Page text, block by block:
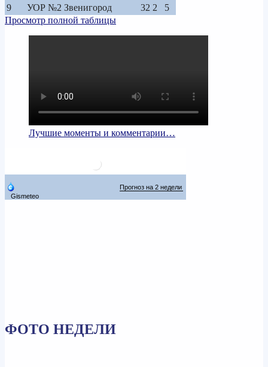
9
УОР №2 Звенигород 32 2
5
Просмотр полной таблицы
Лучшие моменты и комментарии…
ФОТО НЕДЕЛИ